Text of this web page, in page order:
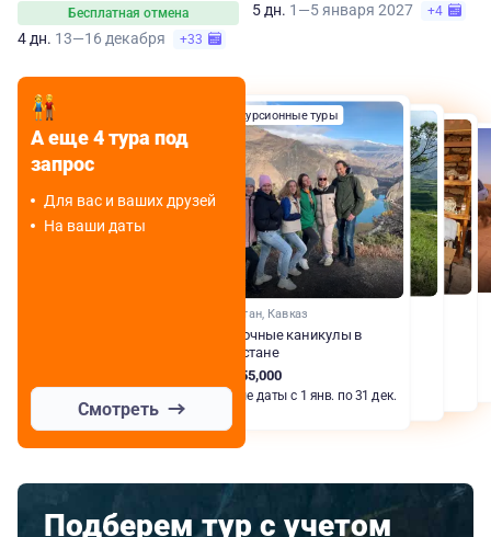
Бесплатная отмена
4 дн. 13—16 декабря +33
5 дн. 1—5 января 2027 +4
А еще 4 тура под
запрос
Для вас и ваших друзей
На ваши даты
Смотреть
Экскурсионные туры
Дагестан, Кавказ
Сказочные каникулы в
Дагестане
RUB 55,000
Любые даты с 1 янв. по 31 дек.
Экскурсионные туры
Экскурсионные туры
Джип-туры
Подберем тур с учетом